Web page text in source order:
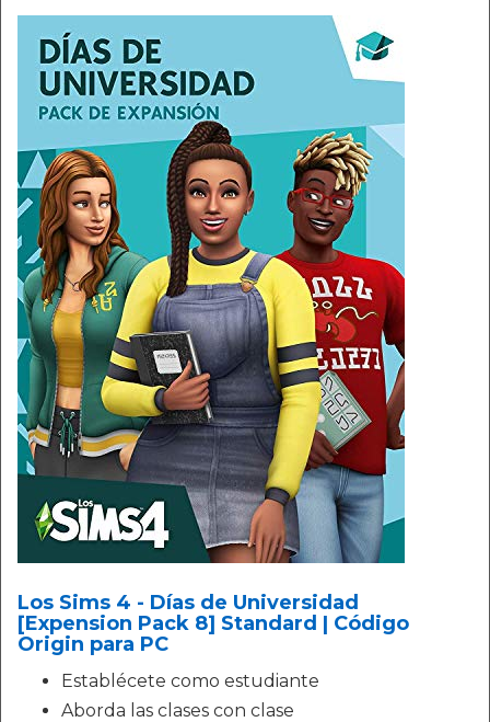
Los Sims 4 - Días de Universidad
[Expension Pack 8] Standard | Código
Origin para PC
Establécete como estudiante
Aborda las clases con clase